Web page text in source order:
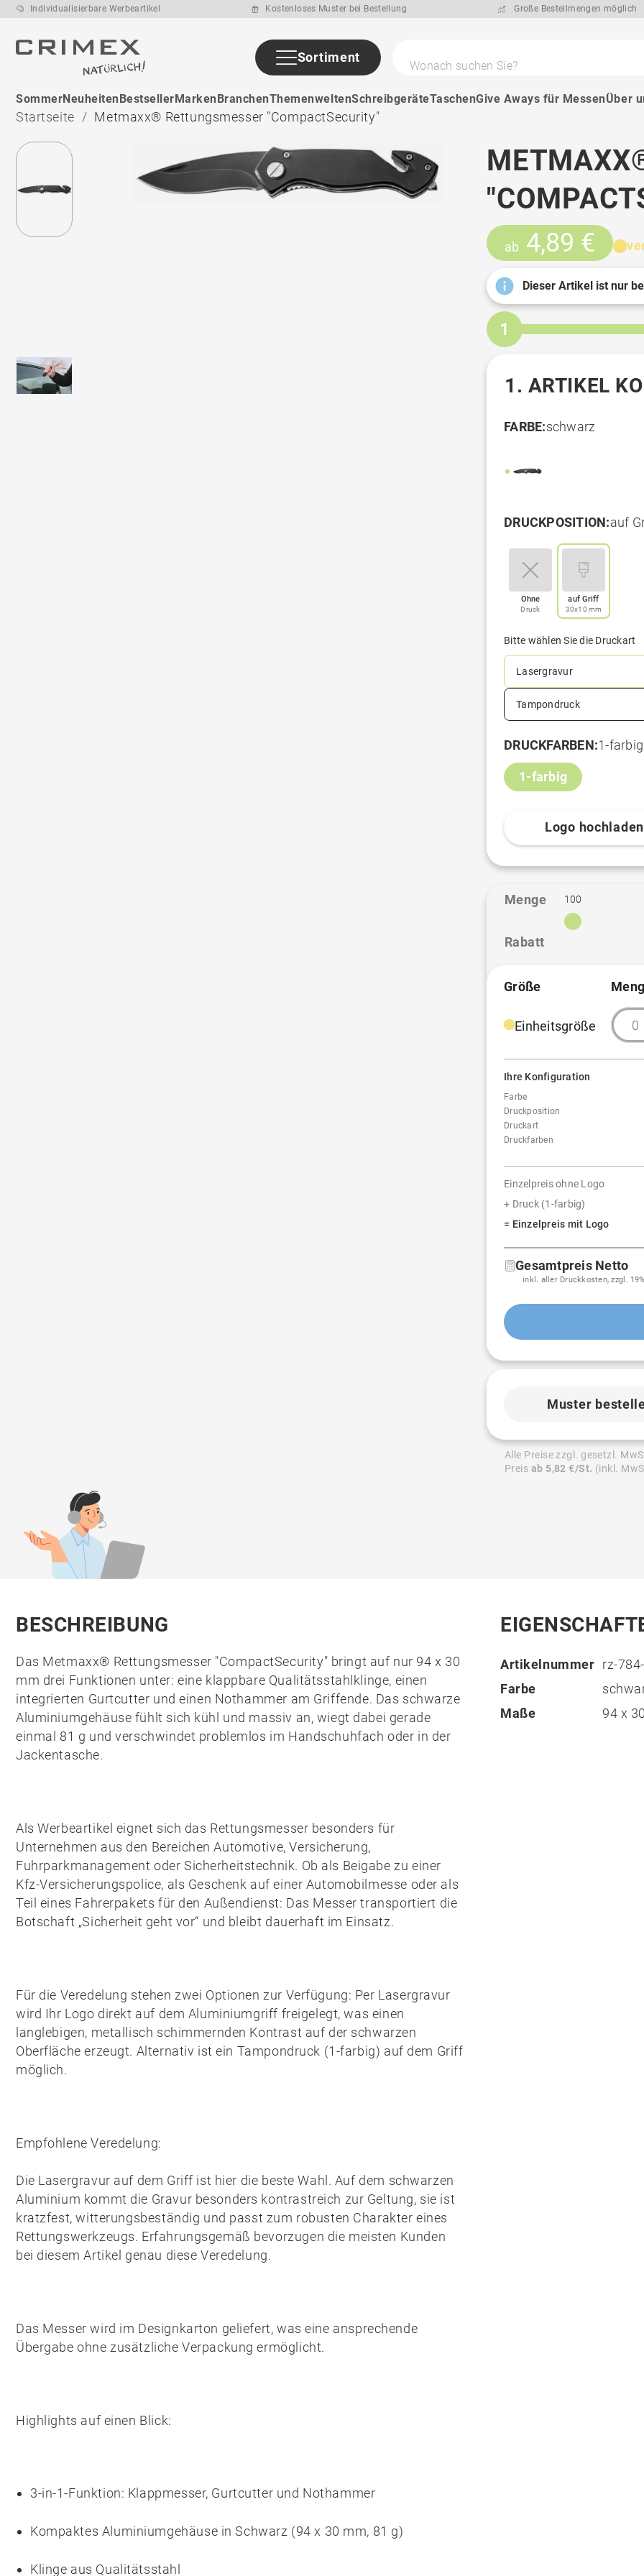
Individualisierbare Werbeartikel Kostenloses Muster bei Bestellung Große Bestellmengen möglich
Sortiment
Wonach suchen Sie?
SommerNeuheitenBestsellerMarkenBranchenThemenweltenSchreibgeräteTaschenGive Aways für MessenÜber
Startseite Metmaxx® Rettungsmesser "CompactSecurity"
ab 4,89 €
Dieser Artikel ist nur
1
1. ARTIKEL
FARBE:schwarz
DRUCKPOSITION:auf
Ohne
Druck
auf Griff
30x10 mm
Bitte wählen Sie die Druckart
Lasergravur
Tampondruck
DRUCKFARBEN:1-farbig
1-farbig
Logo hochladen
Menge
Rabatt
100
Größe
Einheitsgröße
Ihre Konfiguration
Farbe
Druckposition
Druckart
Druckfarben
Einzelpreis ohne Logo
+ Druck (1-farbig)
= Einzelpreis mit Logo
Gesamtpreis Netto
inkl. aller Druckkosten, zzgl.
Muster
Alle Preise zzgl. gesetzl.
Preis ab 5,82 €/St. (inkl.
BESCHREIBUNG
Das Metmaxx® Rettungsmesser "CompactSecurity" bringt auf nur 94 x 30
mm drei Funktionen unter: eine klappbare Qualitätsstahlklinge, einen
integrierten Gurtcutter und einen Nothammer am Griffende. Das schwarze
Aluminiumgehäuse fühlt sich kühl und massiv an, wiegt dabei gerade
einmal 81 g und verschwindet problemlos im Handschuhfach oder in der
Jackentasche.
Als Werbeartikel eignet sich das Rettungsmesser besonders für
Unternehmen aus den Bereichen Automotive, Versicherung,
Fuhrparkmanagement oder Sicherheitstechnik. Ob als Beigabe zu einer
Kfz-Versicherungspolice, als Geschenk auf einer Automobilmesse oder als
Teil eines Fahrerpakets für den Außendienst: Das Messer transportiert die
Botschaft „Sicherheit geht vor“ und bleibt dauerhaft im Einsatz.
Für die Veredelung stehen zwei Optionen zur Verfügung: Per Lasergravur
wird Ihr Logo direkt auf dem Aluminiumgriff freigelegt, was einen
langlebigen, metallisch schimmernden Kontrast auf der schwarzen
Oberfläche erzeugt. Alternativ ist ein Tampondruck (1-farbig) auf dem Griff
möglich.
Empfohlene Veredelung:
Die Lasergravur auf dem Griff ist hier die beste Wahl. Auf dem schwarzen
Aluminium kommt die Gravur besonders kontrastreich zur Geltung, sie ist
kratzfest, witterungsbeständig und passt zum robusten Charakter eines
Rettungswerkzeugs. Erfahrungsgemäß bevorzugen die meisten Kunden
bei diesem Artikel genau diese Veredelung.
Das Messer wird im Designkarton geliefert, was eine ansprechende
Übergabe ohne zusätzliche Verpackung ermöglicht.
Highlights auf einen Blick:
3-in-1-Funktion: Klappmesser, Gurtcutter und Nothammer
Kompaktes Aluminiumgehäuse in Schwarz (94 x 30 mm, 81 g)
Klinge aus Qualitätsstahl
Artikelnummer rz-
Farbe
Maße
94 x